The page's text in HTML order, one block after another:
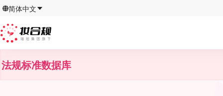
简体中文
法规标准数据库